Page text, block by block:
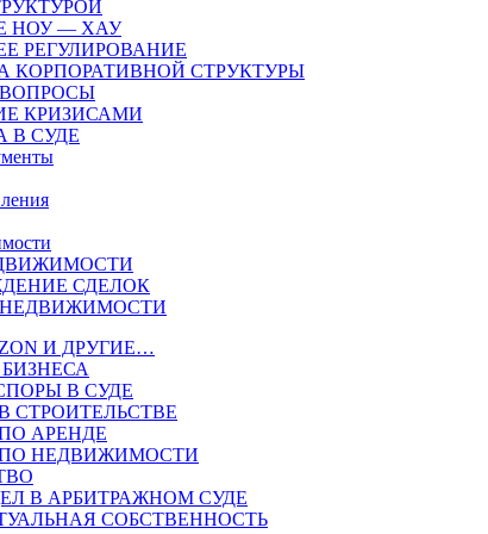
НОУ — ХАУ
РЕГУЛИРОВАНИЕ
КОРПОРАТИВНОЙ СТРУКТУРЫ
КРИЗИСАМИ
В СУДЕ
СДЕЛОК
И ДРУГИЕ…
В СУДЕ
СТРОИТЕЛЬСТВЕ
АРЕНДЕ
НЕДВИЖИМОСТИ
В АРБИТРАЖНОМ СУДЕ
СОБСТВЕННОСТЬ